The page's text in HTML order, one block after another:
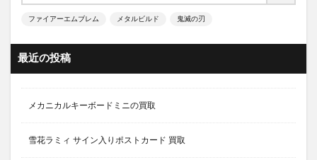
ファイアーエムブレム メタルビルド 鬼滅の刃
最近の投稿
メカニカルキーボードミニの買取
雪花ラミィ サイン入りポストカード 買取